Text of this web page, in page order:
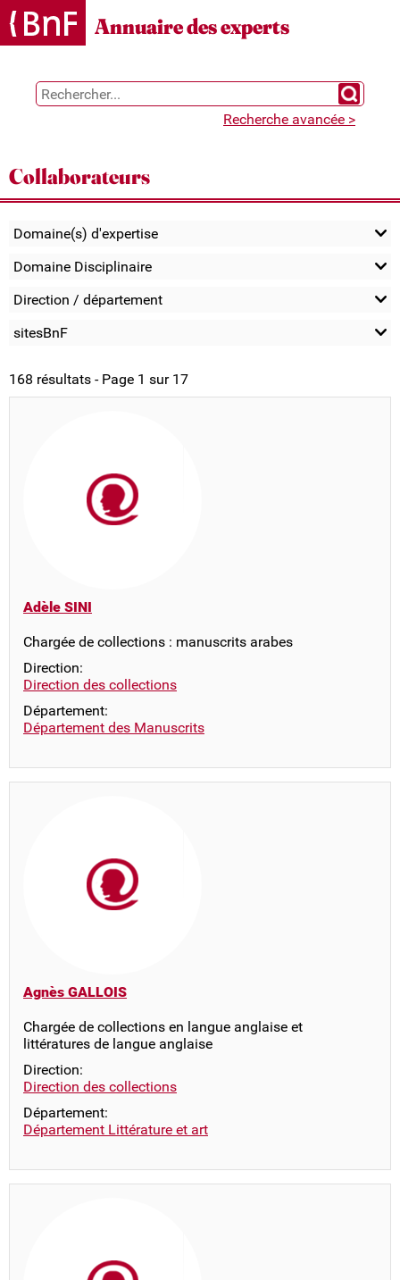
Gestion des cookies
Annuaire des experts
Chercher
Recherche avancée >
Collaborateurs
Domaine(s) d'expertise
Domaine Disciplinaire
Direction / département
sitesBnF
168 résultats - Page 1 sur 17
Adèle SINI
Chargée de collections : manuscrits arabes
Direction:
Direction des collections
Département:
Département des Manuscrits
Agnès GALLOIS
Chargée de collections en langue anglaise et
littératures de langue anglaise
Direction:
Direction des collections
Département:
Département Littérature et art